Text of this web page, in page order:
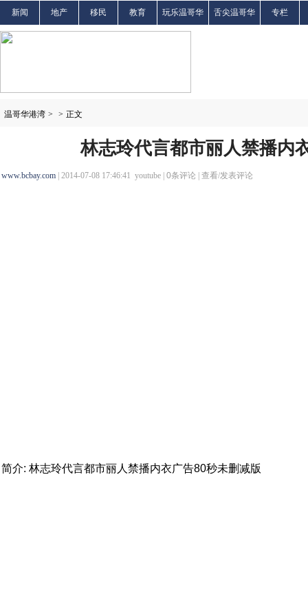
新闻 地产 移民 教育 玩乐温哥华 舌尖温哥华 专栏
温哥华港湾 > > 正文
林志玲代言都市丽人禁播内
www.bcbay.com | 2014-07-08 17:46:41 youtube | 0条评论 | 查看/发表评论
简介: 林志玲代言都市丽人禁播内衣广告80秒未删减版